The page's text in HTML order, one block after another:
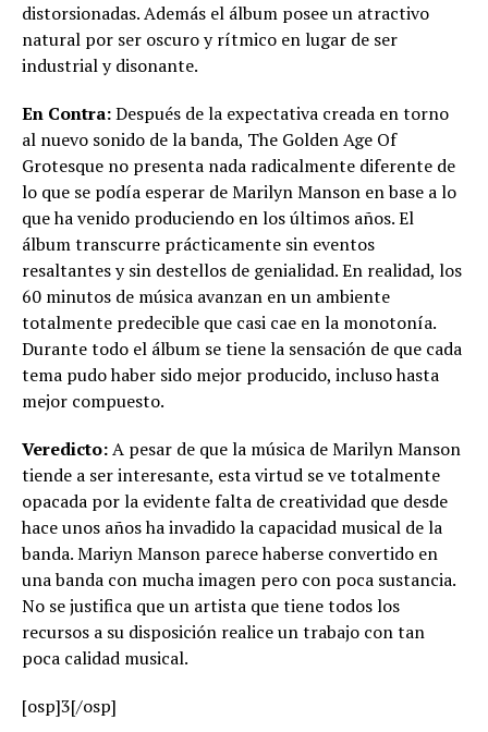
distorsionadas. Además el álbum posee un atractivo
natural por ser oscuro y rítmico en lugar de ser
industrial y disonante.
En Contra:Después de la expectativa creada en torno
al nuevo sonido de la banda, The Golden Age Of
Grotesque no presenta nada radicalmente diferente de
lo que se podía esperar de Marilyn Manson en base a lo
que ha venido produciendo en los últimos años. El
álbum transcurre prácticamente sin eventos
resaltantes y sin destellos de genialidad. En realidad, los
60 minutos de música avanzan en un ambiente
totalmente predecible que casi cae en la monotonía.
Durante todo el álbum se tiene la sensación de que cada
tema pudo haber sido mejor producido, incluso hasta
mejor compuesto.
Veredicto:A pesar de que la música de Marilyn Manson
tiende a ser interesante, esta virtud se ve totalmente
opacada por la evidente falta de creatividad que desde
hace unos años ha invadido la capacidad musical de la
banda. Mariyn Manson parece haberse convertido en
una banda con mucha imagen pero con poca sustancia.
No se justifica que un artista que tiene todos los
recursos a su disposición realice un trabajo con tan
poca calidad musical.
[osp]3[/osp]